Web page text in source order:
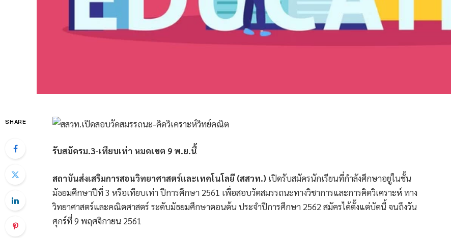
SHARE
รับสมัครม.3-เทียบเท่า หมดเขต 9 พ.ย.นี้
สถาบันส่งเสริมการสอนวิทยาศาสตร์และเทคโนโลยี (สสวท.) เปิดรับสมัครนักเรียนที่กำลังศึกษาอยู่ในชั้น
มัธยมศึกษาปีที่ 3 หรือเทียบเท่า ปีการศึกษา 2561 เพื่อสอบวัดสมรรถนะทางวิชาการและการคิดวิเคราะห์ ทาง
วิทยาศาสตร์และคณิตศาสตร์ ระดับมัธยมศึกษาตอนต้น ประจำปีการศึกษา 2562 สมัครได้ตั้งแต่บัดนี้ จนถึงวัน
ศุกร์ที่ 9 พฤศจิกายน 2561